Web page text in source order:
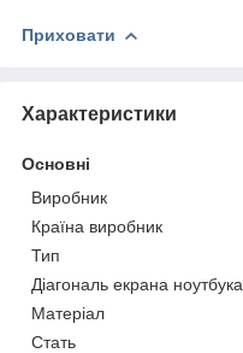
Приховати
Характеристики
Основні
Виробник
Країна виробник
Тип
Діагональ екрана ноутбука
Матеріал
Стать